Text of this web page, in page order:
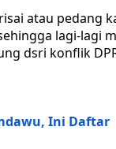
atau pedang
lagi-lagi
dsri konflik
Ini Daftar